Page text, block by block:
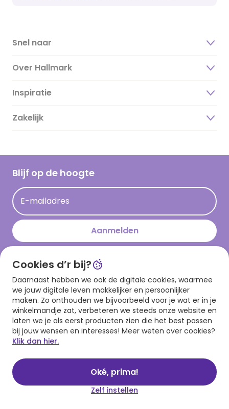
Snel naar
Over Hallmark
Over ons
Duurzaamheid
Hallmark Kaartclub
Acties
Persberichten
Hallmark en Kinderpostzegels
Inspiratie
Magazine
Cadeau inspiratie
Kaartinspiratie
Zakelijk
Blijf op de hoogte
E-mailadres
Aanmelden
Download onze app
Cookies d’r bij?
Daarnaast hebben we ook de digitale cookies, waarmee
we jouw digitale leven makkelijker en persoonlijker
maken. Zo onthouden we bijvoorbeeld voor je wat er in je
winkelmandje zat, verbeteren we steeds onze website en
laten we je als eerst producten zien die het best passen
bij jouw wensen en interesses! Meer weten over cookies?
Klik dan hier.
Oké, prima!
Zelf instellen